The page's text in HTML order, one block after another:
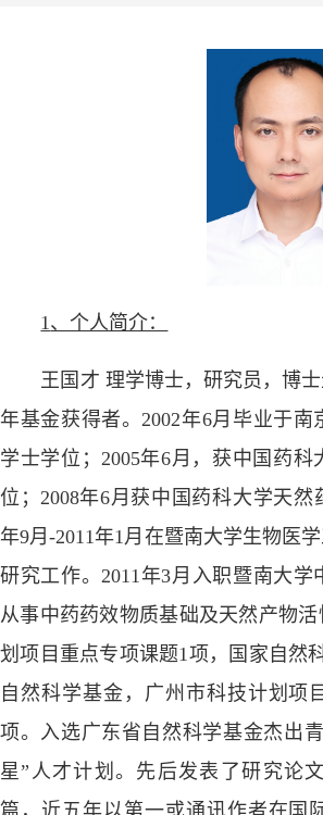
1、个人简介：
王国才 理学博士，研究员，博士
年基金获得者。 2002年6月毕业于南
学士学位； 2005年6月，获中国药科
位； 2008年6月获中国药科大学天
年9月-2011年1 月在暨南大学生物医
研究工作。 2011 年3月入职暨南大学
从事中药药效物质基础及天然产物
划项目重点专项课题1 项，国家自然
自然科学基金，广州市科技计划项
项。入选广东省自然科学基金杰出
星”人才计划。先后发表了研究论文
篇，近五年以第一或通讯作者在国